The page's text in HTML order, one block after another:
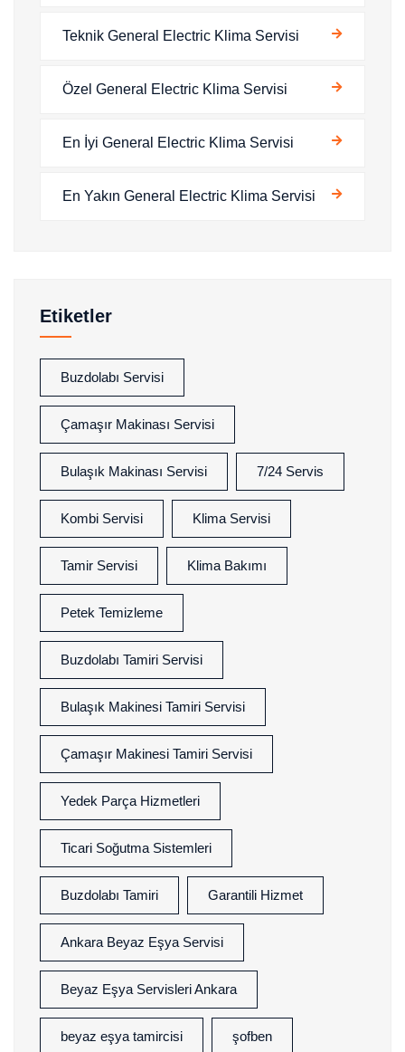
Teknik General Electric Klima Servisi
Özel General Electric Klima Servisi
En İyi General Electric Klima Servisi
En Yakın General Electric Klima Servisi
Etiketler
Buzdolabı Servisi
Çamaşır Makinası Servisi
Bulaşık Makinası Servisi 7/24 Servis
Kombi Servisi Klima Servisi
Tamir Servisi Klima Bakımı
Petek Temizleme
Buzdolabı Tamiri Servisi
Bulaşık Makinesi Tamiri Servisi
Çamaşır Makinesi Tamiri Servisi
Yedek Parça Hizmetleri
Ticari Soğutma Sistemleri
Buzdolabı Tamiri Garantili Hizmet
Ankara Beyaz Eşya Servisi
Beyaz Eşya Servisleri Ankara
beyaz eşya tamircisi şofben